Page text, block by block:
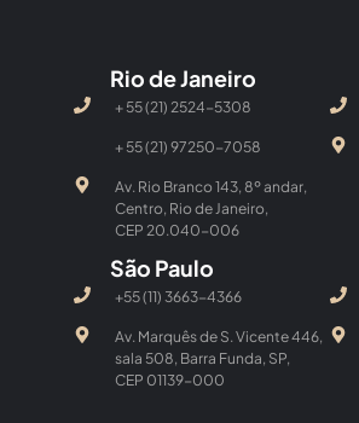
Rio de Janeiro
+ 55 (21) 2524-5308
+ 55 (21) 97250-7058
Av. Rio Branco 143, 8º andar,
Centro, Rio de Janeiro,
CEP 20.040-006
São Paulo
+55 (11) 3663-4366
Av. Marquês de S. Vicente 446,
sala 508, Barra Funda, SP,
CEP 01139-000